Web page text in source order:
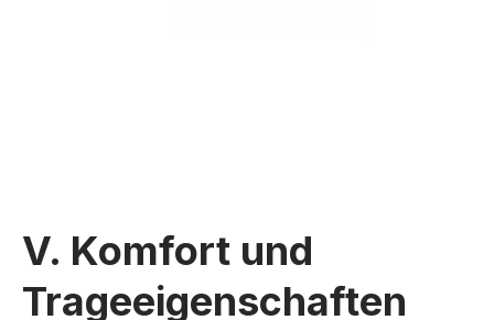
V. Komfort und
Trageeigenschaften